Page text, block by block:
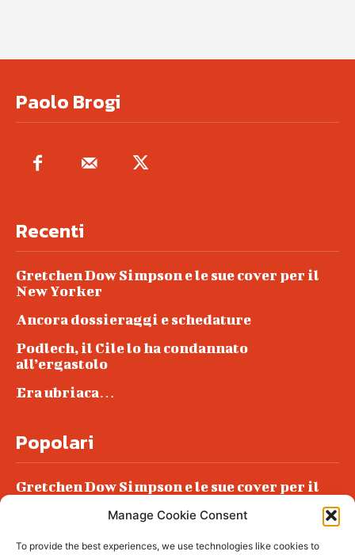
Manage Cookie Consent
To provide the best experiences, we use technologies like cookies to
Paolo Brogi
Recenti
Gretchen Dow Simpson e le sue cover per il
New Yorker
Ancora dossieraggi e schedature
Podlech, il Cile lo ha condannato
all’ergastolo
Era ubriaca…
Popolari
Gretchen Dow Simpson e le sue cover per il